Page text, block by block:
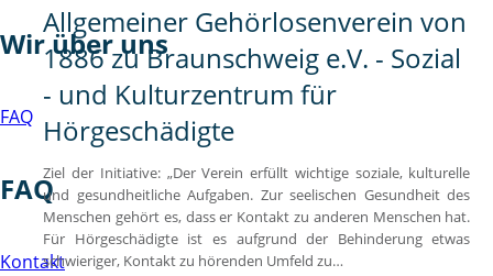
Wir über uns
FAQ
FAQ
Kontakt
Allgemeiner Gehörlosenverein von
1886 zu Braunschweig e.V. - Sozial
- und Kulturzentrum für
Hörgeschädigte
Ziel der Initiative: „Der Verein erfüllt wichtige soziale, kulturelle
und gesundheitliche Aufgaben. Zur seelischen Gesundheit des
Menschen gehört es, dass er Kontakt zu anderen Menschen hat.
Für Hörgeschädigte ist es aufgrund der Behinderung etwas
schwieriger, Kontakt zu hörenden Umfeld zu…